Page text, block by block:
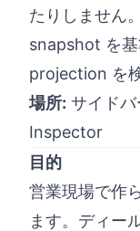
たりしません
snapshot を
projection を
場所: サイド
Inspector
目的
営業現場で作
ます。ディー